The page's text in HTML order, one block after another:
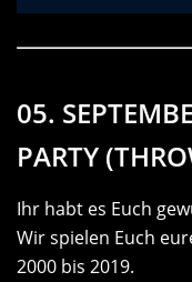
05.
PARTY
Ihr habt es Euch
Wir spielen Euch
2000 bis 2019.